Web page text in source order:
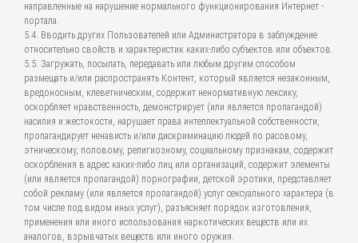
направленные на нарушение нормального функционирования Интернет -
портала.
5.4. Вводить других Пользователей или Администратора в заблуждение
относительно свойств и характеристик каких-либо субъектов или объектов.
5.5. Загружать, посылать, передавать или любым другим способом
размещать и/или распространять Контент, который является незаконным,
вредоносным, клеветническим, содержит ненормативную лексику,
оскорбляет нравственность, демонстрирует (или является пропагандой)
насилия и жестокости, нарушает права интеллектуальной собственности,
пропагандирует ненависть и/или дискриминацию людей по расовому,
этническому, половому, религиозному, социальному признакам, содержит
оскорбления в адрес каких-либо лиц или организаций, содержит элементы
(или является пропагандой) порнографии, детской эротики, представляет
собой рекламу (или является пропагандой) услуг сексуального характера (в
том числе под видом иных услуг), разъясняет порядок изготовления,
применения или иного использования наркотических веществ или их
аналогов, взрывчатых веществ или иного оружия.